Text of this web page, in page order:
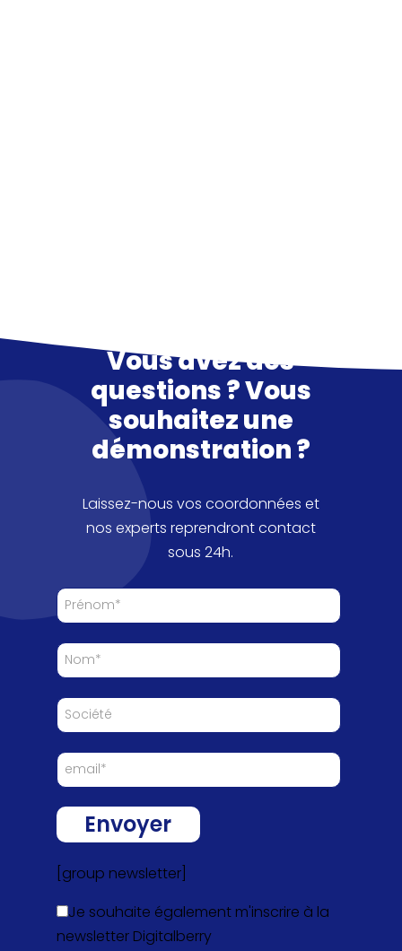
Vous avez des
questions ? Vous
souhaitez une
démonstration ?
Laissez-nous vos coordonnées et
nos experts reprendront contact
sous 24h.
[group newsletter]
Je souhaite également m'inscrire à la
newsletter Digitalberry